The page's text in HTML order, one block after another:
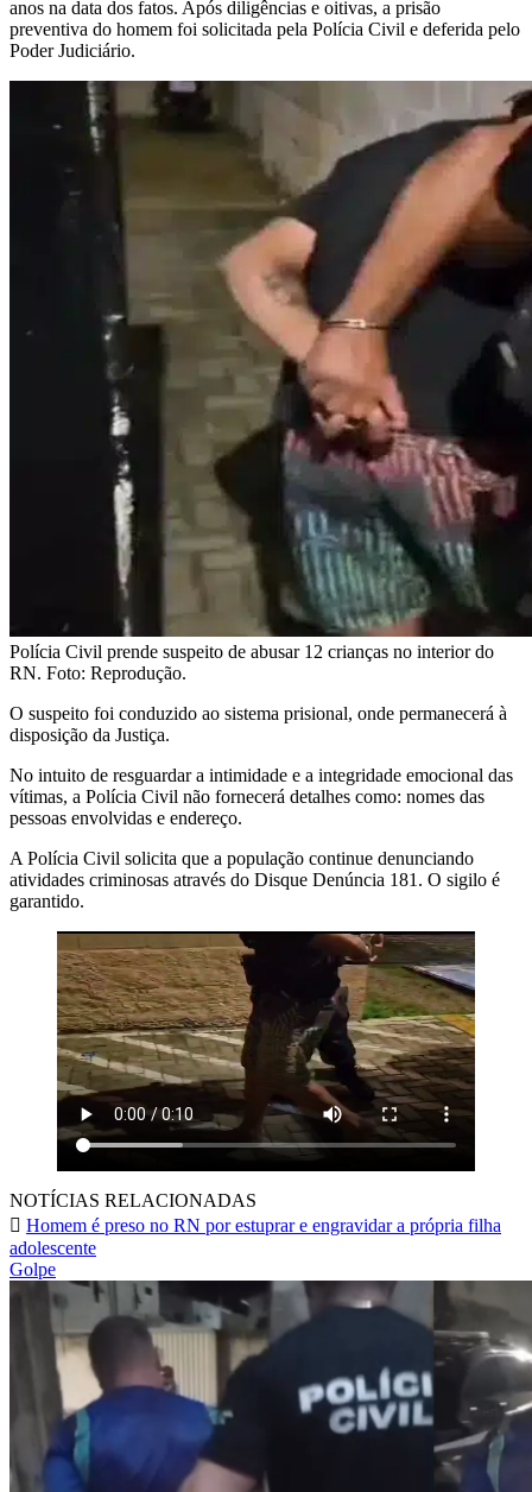
anos na data dos fatos. Após diligências e oitivas, a prisão
preventiva do homem foi solicitada pela Polícia Civil e deferida pelo
Poder Judiciário.
Polícia Civil prende suspeito de abusar 12 crianças no interior do
RN. Foto: Reprodução.
O suspeito foi conduzido ao sistema prisional, onde permanecerá à
disposição da Justiça.
No intuito de resguardar a intimidade e a integridade emocional das
vítimas, a Polícia Civil não fornecerá detalhes como: nomes das
pessoas envolvidas e endereço.
A Polícia Civil solicita que a população continue denunciando
atividades criminosas através do Disque Denúncia 181. O sigilo é
garantido.
NOTÍCIAS RELACIONADAS
Homem é preso no RN por estuprar e engravidar a própria filha
adolescente
Golpe